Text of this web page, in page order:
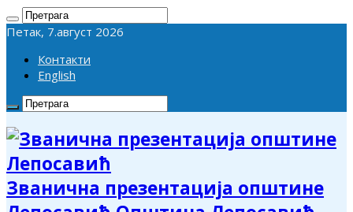
Петак, 7.август 2026
Контакти
English
Званична презентација општине